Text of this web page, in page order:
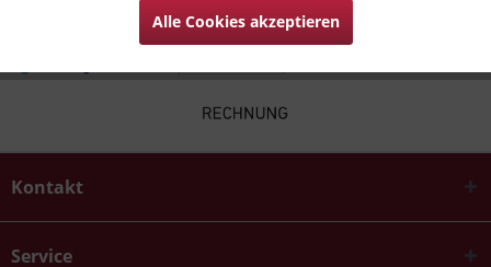
Kontakt
Service
Alle Cookies akzeptieren